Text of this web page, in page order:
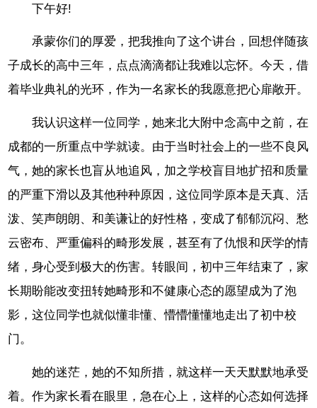
下午好!
承蒙你们的厚爱，把我推向了这个讲台，回想伴随孩
子成长的高中三年，点点滴滴都让我难以忘怀。今天，借
着毕业典礼的光环，作为一名家长的我愿意把心扉敞开。
我认识这样一位同学，她来北大附中念高中之前，在
成都的一所重点中学就读。由于当时社会上的一些不良风
气，她的家长也盲从地追风，加之学校盲目地扩招和质量
的严重下滑以及其他种种原因，这位同学原本是天真、活
泼、笑声朗朗、和美谦让的好性格，变成了郁郁沉闷、愁
云密布、严重偏科的畸形发展，甚至有了仇恨和厌学的情
绪，身心受到极大的伤害。转眼间，初中三年结束了，家
长期盼能改变扭转她畸形和不健康心态的愿望成为了泡
影，这位同学也就似懂非懂、懵懵懂懂地走出了初中校
门。
她的迷茫，她的不知所措，就这样一天天默默地承受
着。作为家长看在眼里，急在心上，这样的心态如何选择